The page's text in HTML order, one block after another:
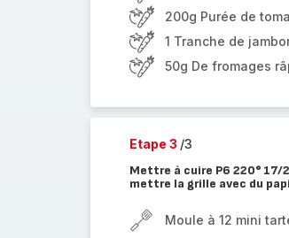
200g Purée de
1 Tranche de
50g De fromages
Etape 3 /3
Mettre à cuire P6 220°
mettre la grille avec du
Moule à 12 mini